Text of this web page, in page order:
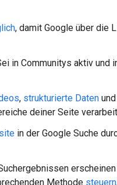
, damit Google über die
in Communitys aktiv
, strukturierte Daten und
deiner Seite
in der Google Suche
Methode